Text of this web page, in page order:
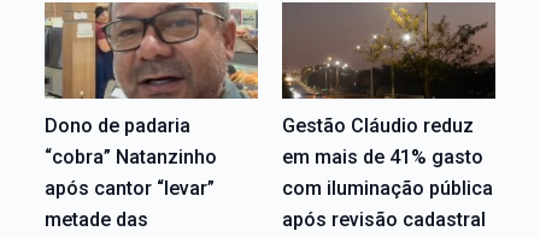
Dono de padaria
“cobra” Natanzinho
após cantor “levar”
metade das
Gestão Cláudio reduz
em mais de 41% gasto
com iluminação pública
após revisão cadastral